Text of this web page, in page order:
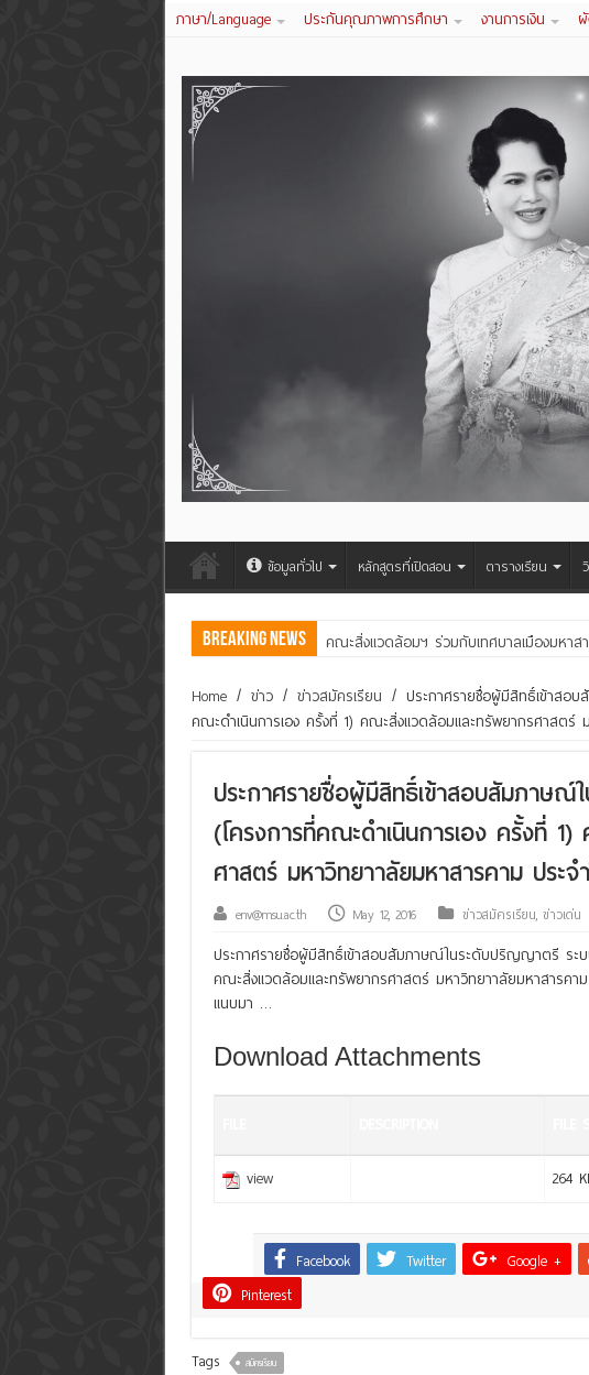
ภาษา/Language ประกันคุณภาพการศึกษา งานการเงิน
ข้อมูลทั่วไป หลักสูตรที่เปิดสอน ตารางเรียน
Breaking News คณะสิ่งแวดล้อมฯ ร่วมกับเทศบาลเมืองมหา
โครงการทำปุ๋ยอินทรีย์ เพิ่มผลผลิต สร้างรา
Home / ข่าว / ข่าวสมัครเรียน / ประกาศรายชื่อผู้มีสิทธิ์เข้าสอ
คณะดำเนินการเอง ครั้งที่ 1) คณะสิ่งแวดล้อมและทรัพยากรศาสตร์
ประกาศรายชื่อผู้มีสิทธิ์เข้าสอบสัมภาษ
(โครงการที่คณะดำเนินการเอง ครั้งที่
ศาสตร์ มหาวิทยาาลัยมหาสารคาม ประ
env@msu.ac.th May 12, 2016 ข่าวสมัครเรียน, ข่าวเด่น
ประกาศรายชื่อผู้มีสิทธิ์เข้าสอบสัมภาษณ์ในระดับปริญญาตรี ระบ
คณะสิ่งแวดล้อมและทรัพยากรศาสตร์ มหาวิทยาาลัยมหาสารคา
แนบมา …
Download Attachments
view 264
Facebook Twitter Google +
Pinterest
Tags สมัครเรียน